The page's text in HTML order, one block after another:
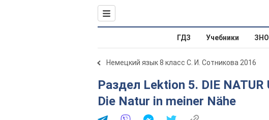
ГДЗ Учебники ЗНО
Немецкий язык 8 класс С. И. Сотникова 2016
Раздел Lektion 5. DIE NATUR UM UNS HERUM. St. 42.
Die Natur in meiner Nähe